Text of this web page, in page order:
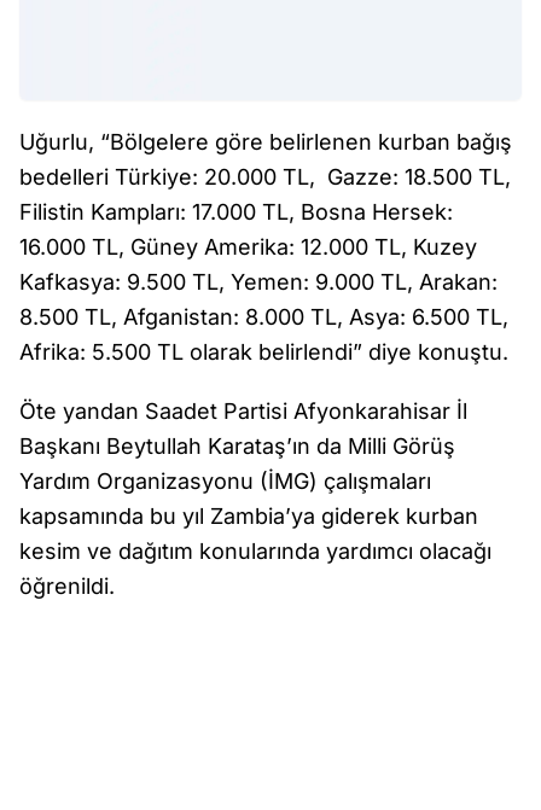
Uğurlu, “Bölgelere göre belirlenen kurban bağış
bedelleri Türkiye: 20.000 TL, Gazze: 18.500 TL,
Filistin Kampları: 17.000 TL, Bosna Hersek:
16.000 TL, Güney Amerika: 12.000 TL, Kuzey
Kafkasya: 9.500 TL, Yemen: 9.000 TL, Arakan:
8.500 TL, Afganistan: 8.000 TL, Asya: 6.500 TL,
Afrika: 5.500 TL olarak belirlendi” diye konuştu.
Öte yandan Saadet Partisi Afyonkarahisar İl
Başkanı Beytullah Karataş’ın da Milli Görüş
Yardım Organizasyonu (İMG) çalışmaları
kapsamında bu yıl Zambia’ya giderek kurban
kesim ve dağıtım konularında yardımcı olacağı
öğrenildi.